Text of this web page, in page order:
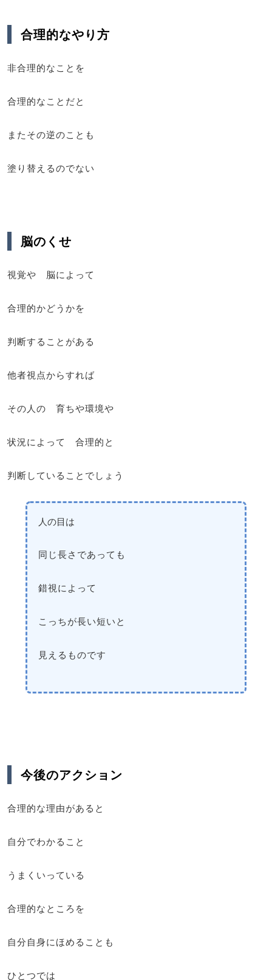
合理的なやり方
非合理的なことを
合理的なことだと
またその逆のことも
塗り替えるのでない
脳のくせ
視覚や 脳によって
合理的かどうかを
判断することがある
他者視点からすれば
その人の 育ちや環境や
状況によって 合理的と
判断していることでしょう
人の目は
同じ長さであっても
錯視によって
こっちが長い短いと
見えるものです
今後のアクション
合理的な理由があると
自分でわかること
うまくいっている
合理的なところを
自分自身にほめることも
ひとつでは